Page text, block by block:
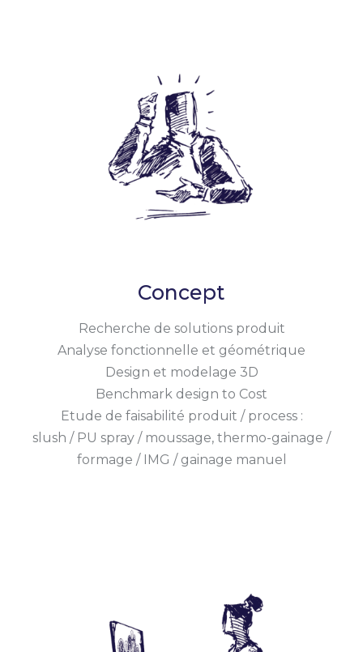
Concept
Recherche de solutions produit
Analyse fonctionnelle et géométrique
Design et modelage 3D
Benchmark design to Cost
Etude de faisabilité produit / process :
slush / PU spray / moussage, thermo-gainage /
formage / IMG / gainage manuel